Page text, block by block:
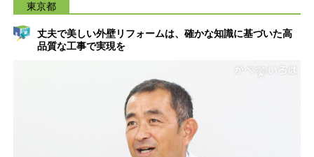
東京都
丈夫で美しい外壁リフォームは、確かな知識に基づいた高
品質な工事で実現を